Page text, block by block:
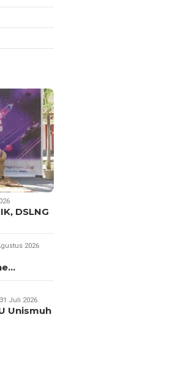
DSLNG
2026
Juli 2026
Unismuh